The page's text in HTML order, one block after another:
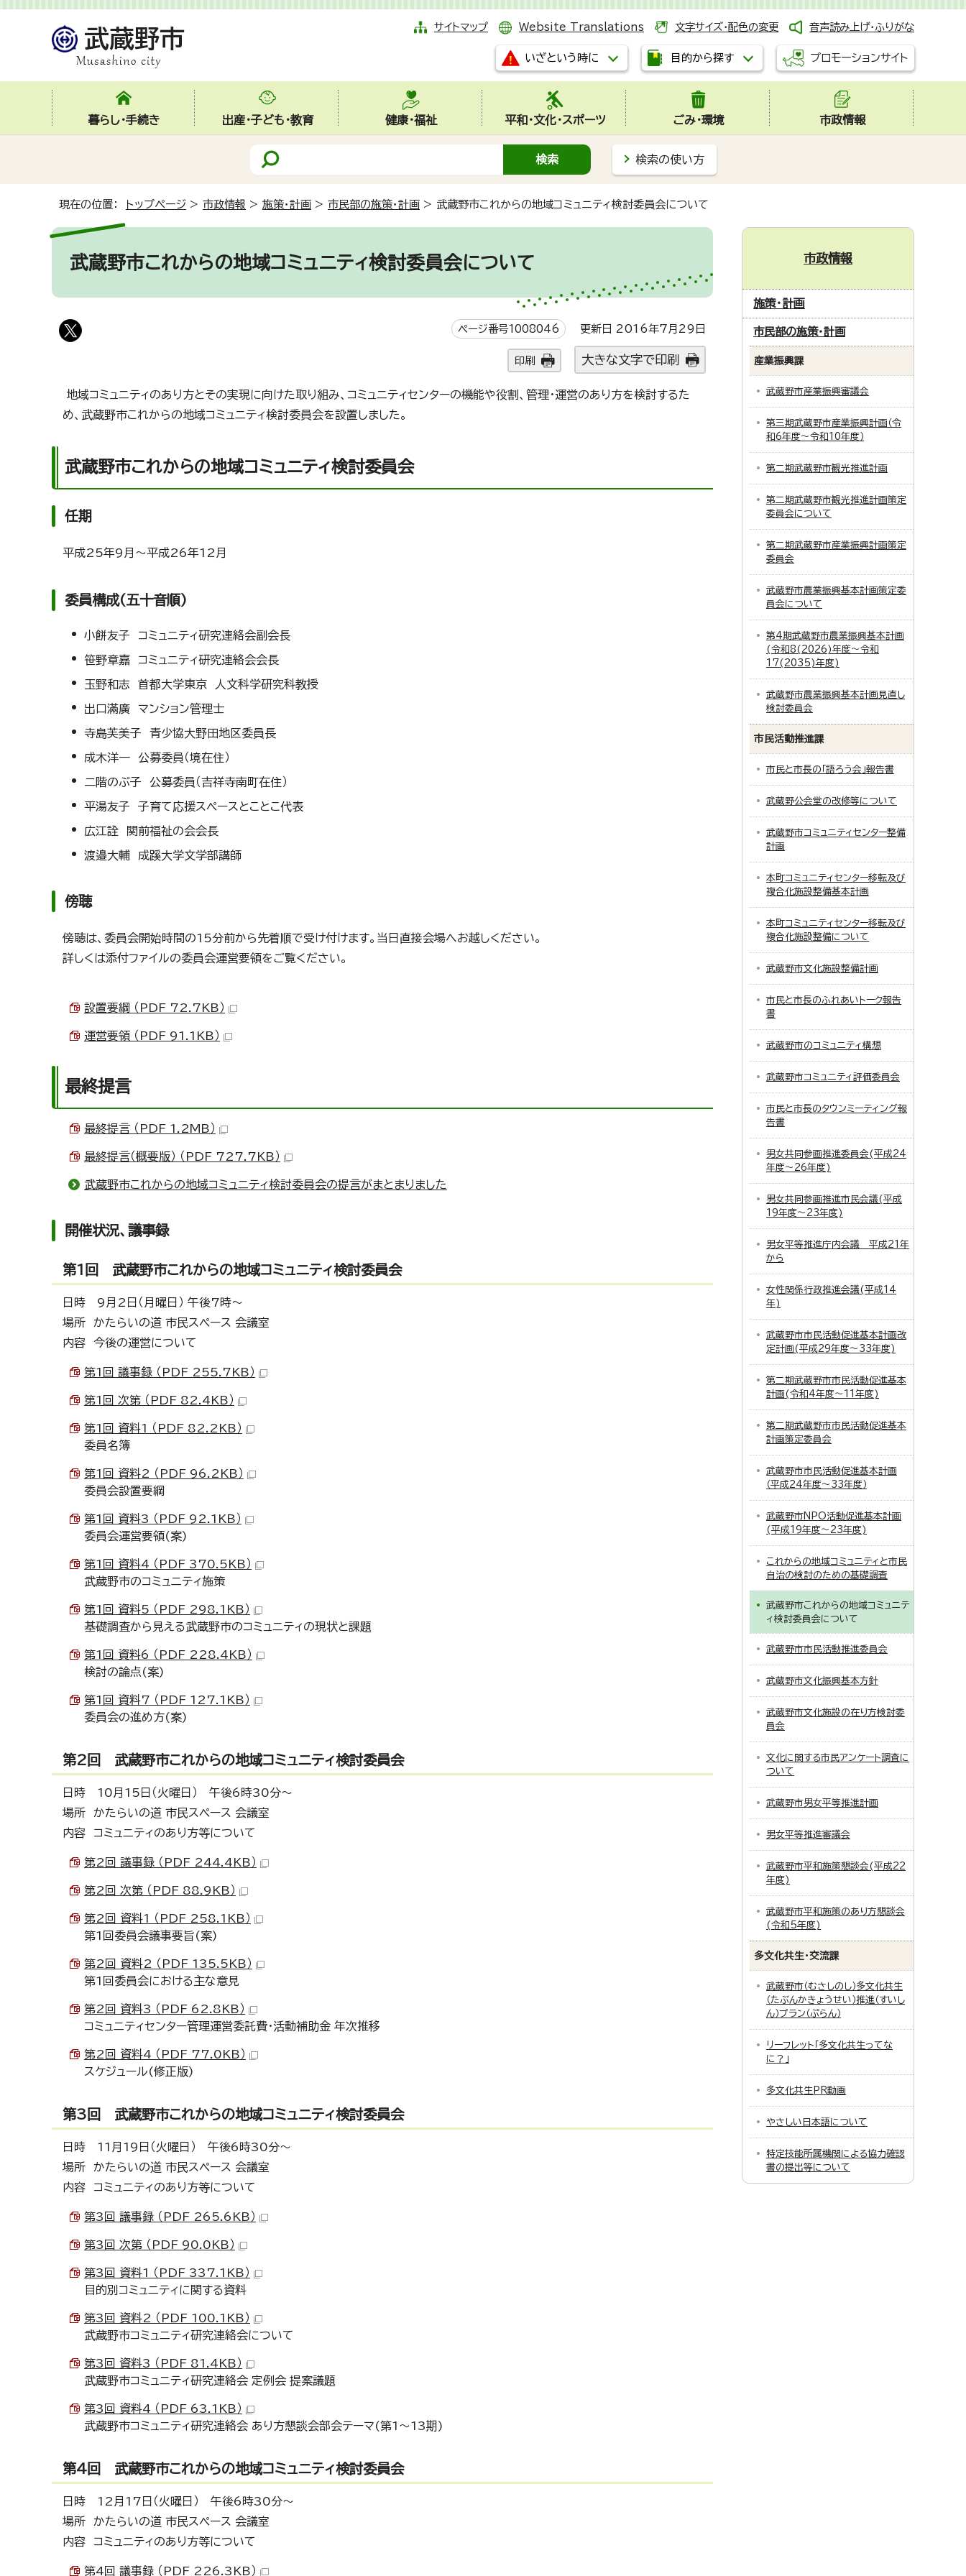
サイトマップ Website Translations 文字サイズ・配色の変更 音声読み上げ・ふりがな
いざという時に 目的から探す プロモーションサイト
暮らし・手続き 出産・子ども・教育 健康・福祉 平和・文化・スポーツ ごみ・環境 市政情報
検索の使い方
現在の位置： トップページ > 市政情報 > 施策・計画 > 市民部の施策・計画 > 武蔵野市これからの地域コミュニティ検討委員会について
武蔵野市これからの地域コミュニティ検討委員会について
ページ番号1008046 更新日 2016年7月29日
印刷 大きな文字で印刷
地域コミュニティのあり方とその実現に向けた取り組み、コミュニティセンターの機能や役割、管理・運営のあり方を検討するた
め、武蔵野市これからの地域コミュニティ検討委員会を設置しました。
武蔵野市これからの地域コミュニティ検討委員会
任期
平成25年9月～平成26年12月
委員構成(五十音順)
小餅友子 コミュニティ研究連絡会副会長
笹野章嘉 コミュニティ研究連絡会会長
玉野和志 首都大学東京 人文科学研究科教授
出口滿廣 マンション管理士
寺島芙美子 青少協大野田地区委員長
成木洋一 公募委員（境在住）
二階のぶ子 公募委員（吉祥寺南町在住）
平湯友子 子育て応援スペースとことこ代表
広江詮 関前福祉の会会長
渡邉大輔 成蹊大学文学部講師
傍聴
傍聴は、委員会開始時間の15分前から先着順で受け付けます。当日直接会場へお越しください。
詳しくは添付ファイルの委員会運営要領をご覧ください。
設置要綱 （PDF 72.7KB）
運営要領 （PDF 91.1KB）
最終提言
最終提言 （PDF 1.2MB）
最終提言（概要版） （PDF 727.7KB）
武蔵野市これからの地域コミュニティ検討委員会の提言がまとまりました
開催状況、議事録
第1回 武蔵野市これからの地域コミュニティ検討委員会
日時 9月2日（月曜日） 午後7時～
場所 かたらいの道 市民スペース 会議室
内容 今後の運営について
第1回 議事録 （PDF 255.7KB）
第1回 次第 （PDF 82.4KB）
第1回 資料1 （PDF 82.2KB）
委員名簿
第1回 資料2 （PDF 96.2KB）
委員会設置要綱
第1回 資料3 （PDF 92.1KB）
委員会運営要領(案)
第1回 資料4 （PDF 370.5KB）
武蔵野市のコミュニティ施策
第1回 資料5 （PDF 298.1KB）
基礎調査から見える武蔵野市のコミュニティの現状と課題
第1回 資料6 （PDF 228.4KB）
検討の論点(案)
第1回 資料7 （PDF 127.1KB）
委員会の進め方(案)
第2回 武蔵野市これからの地域コミュニティ検討委員会
日時 10月15日（火曜日） 午後6時30分～
場所 かたらいの道 市民スペース 会議室
内容 コミュニティのあり方等について
第2回 議事録 （PDF 244.4KB）
第2回 次第 （PDF 88.9KB）
第2回 資料1 （PDF 258.1KB）
第1回委員会議事要旨(案)
第2回 資料2 （PDF 135.5KB）
第1回委員会における主な意見
第2回 資料3 （PDF 62.8KB）
コミュニティセンター管理運営委託費・活動補助金 年次推移
第2回 資料4 （PDF 77.0KB）
スケジュール(修正版)
第3回 武蔵野市これからの地域コミュニティ検討委員会
日時 11月19日（火曜日） 午後6時30分～
場所 かたらいの道 市民スペース 会議室
内容 コミュニティのあり方等について
第3回 議事録 （PDF 265.6KB）
第3回 次第 （PDF 90.0KB）
第3回 資料1 （PDF 337.1KB）
目的別コミュニティに関する資料
第3回 資料2 （PDF 100.1KB）
武蔵野市コミュニティ研究連絡会について
第3回 資料3 （PDF 81.4KB）
武蔵野市コミュニティ研究連絡会 定例会 提案議題
第3回 資料4 （PDF 63.1KB）
武蔵野市コミュニティ研究連絡会 あり方懇談会部会テーマ(第1～13期)
第4回 武蔵野市これからの地域コミュニティ検討委員会
日時 12月17日（火曜日） 午後6時30分～
場所 かたらいの道 市民スペース 会議室
内容 コミュニティのあり方等について
第4回 議事録 （PDF 226.3KB）
市政情報
施策・計画
市民部の施策・計画
産業振興課
武蔵野市産業振興審議会
第三期武蔵野市産業振興計画（令
和6年度～令和10年度）
第二期武蔵野市観光推進計画
第二期武蔵野市観光推進計画策定
委員会について
第二期武蔵野市産業振興計画策定
委員会
武蔵野市農業振興基本計画策定委
員会について
第4期武蔵野市農業振興基本計画
(令和8(2026)年度～令和
17(2035)年度)
武蔵野市農業振興基本計画見直し
検討委員会
市民活動推進課
市民と市長の「語ろう会」報告書
武蔵野公会堂の改修等について
武蔵野市コミュニティセンター整備
計画
本町コミュニティセンター移転及び
複合化施設整備基本計画
本町コミュニティセンター移転及び
複合化施設整備について
武蔵野市文化施設整備計画
市民と市長のふれあいトーク報告
書
武蔵野市のコミュニティ構想
武蔵野市コミュニティ評価委員会
市民と市長のタウンミーティング報
告書
男女共同参画推進委員会(平成24
年度～26年度)
男女共同参画推進市民会議(平成
19年度～23年度)
男女平等推進庁内会議 平成21年
から
女性関係行政推進会議(平成14
年)
武蔵野市市民活動促進基本計画改
定計画(平成29年度～33年度)
第二期武蔵野市市民活動促進基本
計画(令和4年度～11年度)
第二期武蔵野市市民活動促進基本
計画策定委員会
武蔵野市市民活動促進基本計画
（平成24年度～33年度）
武蔵野市NPO活動促進基本計画
(平成19年度～23年度)
これからの地域コミュニティと市民
自治の検討のための基礎調査
武蔵野市これからの地域コミュニテ
ィ検討委員会について
武蔵野市市民活動推進委員会
武蔵野市文化振興基本方針
武蔵野市文化施設の在り方検討委
員会
文化に関する市民アンケート調査に
ついて
武蔵野市男女平等推進計画
男女平等推進審議会
武蔵野市平和施策懇談会(平成22
年度)
武蔵野市平和施策のあり方懇談会
(令和5年度)
多文化共生・交流課
武蔵野市（むさしのし）多文化共生
（たぶんかきょうせい）推進（すいし
ん）プラン（ぷらん）
リーフレット「多文化共生ってな
に？」
多文化共生PR動画
やさしい日本語について
特定技能所属機関による協力確認
書の提出等について